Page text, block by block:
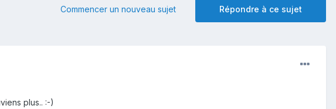
Répondre à ce sujet
Commencer un nouveau sujet
plus.. :-)